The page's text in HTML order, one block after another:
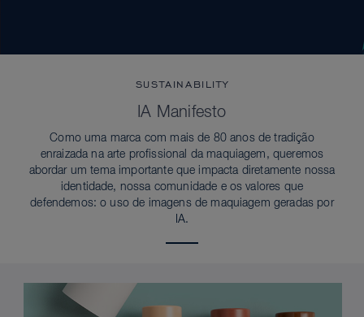
SUSTAINABILITY
IA Manifesto
Como uma marca com mais de 80 anos de tradição
enraizada na arte profissional da maquiagem, queremos
abordar um tema importante que impacta diretamente nossa
identidade, nossa comunidade e os valores que
defendemos: o uso de imagens de maquiagem geradas por
IA.